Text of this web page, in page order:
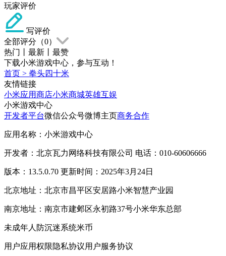
玩家评价
写评价
全部评分（0）
热门
最新
最赞
下载小米游戏中心，参与互动！
首页 > 拳头四十米
友情链接
小米应用商店小米商城英雄互娱
小米游戏中心
开发者平台微信公众号微博主页商务合作
应用名称：小米游戏中心
开发者：北京瓦力网络科技有限公司 电话：010-60606666
版本：13.5.0.70 更新时间：2025年3月24日
北京地址：北京市昌平区安居路小米智慧产业园
南京地址：南京市建邺区永初路37号小米华东总部
未成年人防沉迷系统米币
用户应用权限隐私协议用户服务协议